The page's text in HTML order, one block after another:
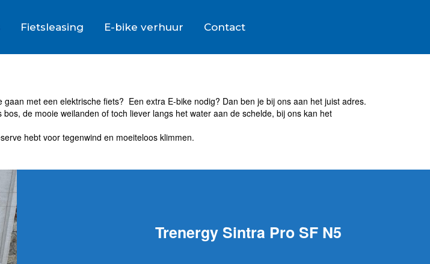
Fietsleasing E-bike verhuur Contact
met een elektrische fiets? Een extra E-bike nodig? Dan ben je bij ons aan het juist adres.
de mooie weilanden of toch liever langs het water aan de schelde, bij ons kan het
hebt voor tegenwind en moeiteloos klimmen.
Trenergy Sintra Pro SF N5